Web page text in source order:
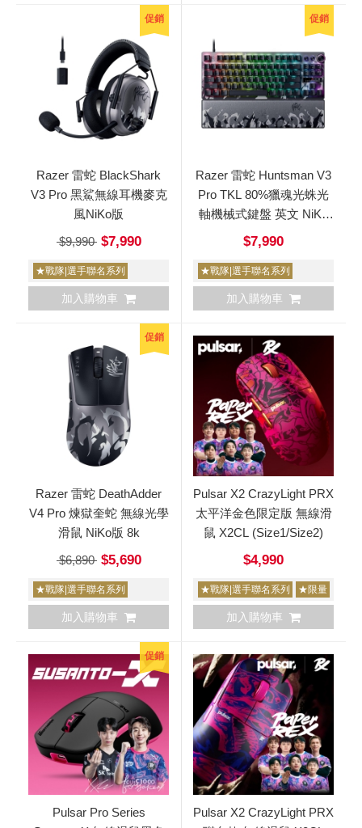
促銷
Razer 雷蛇 BlackShark
V3 Pro 黑鯊無線耳機麥克
風NiKo版
$9,990$7,990
★戰隊|選手聯名系列
加入購物車
促銷
Razer 雷蛇 Huntsman V3
Pro TKL 80%獵魂光蛛光
軸機械式鍵盤 英文 NiKo
版
$7,990
★戰隊|選手聯名系列
加入購物車
促銷
Razer 雷蛇 DeathAdder
V4 Pro 煉獄奎蛇 無線光學
滑鼠 NiKo版 8k
$6,890$5,690
★戰隊|選手聯名系列
加入購物車
Pulsar X2 CrazyLight PRX
太平洋金色限定版 無線滑
鼠 X2CL (Size1/Size2)
$4,990
★戰隊|選手聯名系列 ★限量
加入購物車
促銷
Pulsar Pro Series
Pulsar X2 CrazyLight PRX